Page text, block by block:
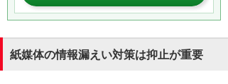
紙媒体の情報漏えい対策は抑止が重要